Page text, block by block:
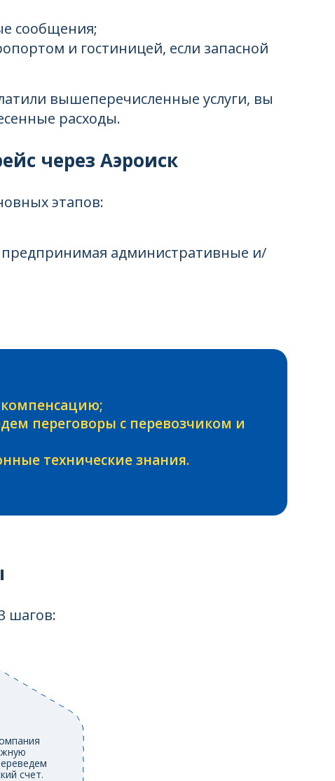
сообщения;
и гостиницей, если запасной
вышеперечисленные услуги, вы
расходы.
через Аэроиск
этапов:
административные и/
компенсацию;
переговоры с перевозчиком и
технические знания.
шагов:
счет.